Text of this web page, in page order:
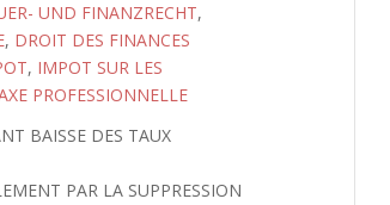
UND FINANZRECHT,
, DROIT DES FINANCES
, IMPOT SUR LES
PROFESSIONNELLE
BAISSE DES TAUX
PAR LA SUPPRESSION